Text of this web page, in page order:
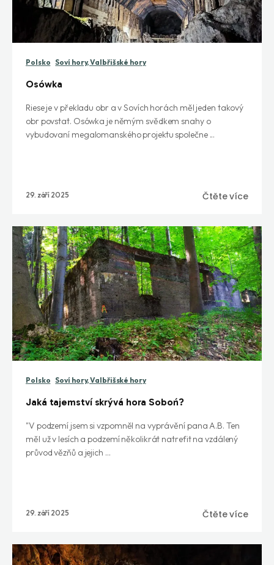
Polsko Soví hory, Valbřišské hory
Osówka
Riese je v překladu obr a v Sovích horách měl jeden takový
obr povstat. Osówka je němým svědkem snahy o
vybudovaní megalomanského projektu společne ...
29. září 2025 Čtěte více
Polsko Soví hory, Valbřišské hory
Jaká tajemství skrývá hora Soboń?
"V podzemí jsem si vzpomněl na vyprávění pana A.B. Ten
měl už v lesích a podzemí několikrát natrefit na vzdálený
průvod vězňů a jejich ...
29. září 2025 Čtěte více